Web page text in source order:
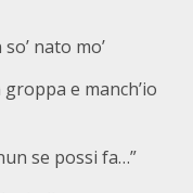
nato mo’
e manch’io
se possi fa…”